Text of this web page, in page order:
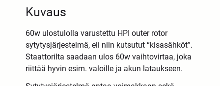
Kuvaus
60w ulostulolla varustettu HPI outer rotor
sytytysjärjestelmä, eli niin kutsutut “kisasähköt”.
Staattorilta saadaan ulos 60w vaihtovirtaa, joka
riittää hyvin esim. valoille ja akun lataukseen.